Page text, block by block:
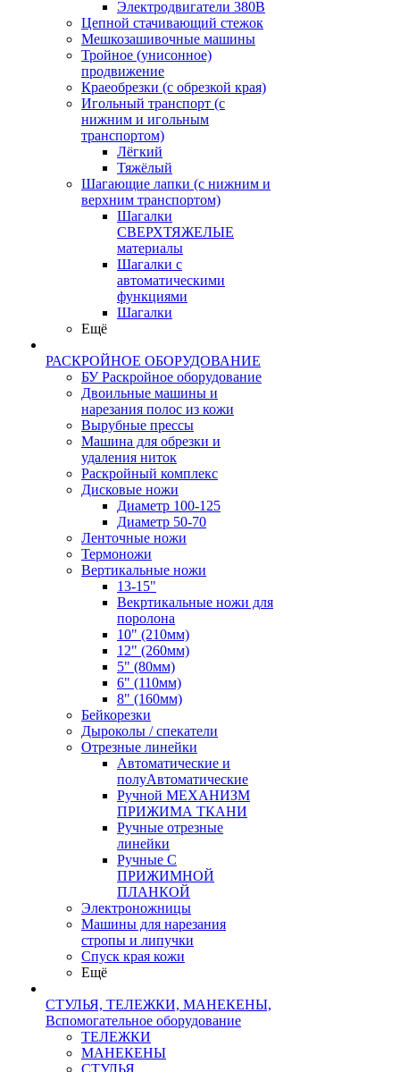
Электродвигатели 380В
Цепной стачивающий стежок
Мешкозашивочные машины
Тройное (унисонное)
продвижение
Краеобрезки (с обрезкой края)
Игольный транспорт (с
нижним и игольным
транспортом)
Лёгкий
Тяжёлый
Шагающие лапки (с нижним и
верхним транспортом)
Шагалки
СВЕРХТЯЖЕЛЫЕ
материалы
Шагалки с
автоматическими
функциями
Шагалки
Ещё
РАСКРОЙНОЕ ОБОРУДОВАНИЕ
БУ Раскройное оборудование
Двоильные машины и
нарезания полос из кожи
Вырубные прессы
Машина для обрезки и
удаления ниток
Раскройный комплекс
Дисковые ножи
Диаметр 100-125
Диаметр 50-70
Ленточные ножи
Термоножи
Вертикальные ножи
13-15"
Векртикальные ножи для
поролона
10" (210мм)
12" (260мм)
5" (80мм)
6" (110мм)
8" (160мм)
Бейкорезки
Дыроколы / спекатели
Отрезные линейки
Автоматические и
полуАвтоматические
Ручной МЕХАНИЗМ
ПРИЖИМА ТКАНИ
Ручные отрезные
линейки
Ручные С
ПРИЖИМНОЙ
ПЛАНКОЙ
Электроножницы
Машины для нарезания
стропы и липучки
Спуск края кожи
Ещё
СТУЛЬЯ, ТЕЛЕЖКИ, МАНЕКЕНЫ,
Вспомогательное оборудование
ТЕЛЕЖКИ
МАНЕКЕНЫ
СТУЛЬЯ